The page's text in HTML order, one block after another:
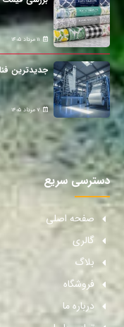
11 مرداد 1405
جدیدترین
7 مرداد 1405
دسترسی سریع
صفحه اصلی
گالری
بلاگ
فروشگاه
درباره ما